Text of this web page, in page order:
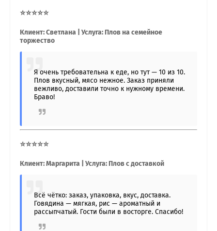
⭐⭐⭐⭐⭐
Клиент: Светлана | Услуга: Плов на семейное
торжество
Я очень требовательна к еде, но тут — 10 из 10.
Плов вкусный, мясо нежное. Заказ приняли
вежливо, доставили точно к нужному времени.
Браво!
⭐⭐⭐⭐⭐
Клиент: Маргарита | Услуга: Плов с доставкой
Всё чётко: заказ, упаковка, вкус, доставка.
Говядина — мягкая, рис — ароматный и
рассыпчатый. Гости были в восторге. Спасибо!